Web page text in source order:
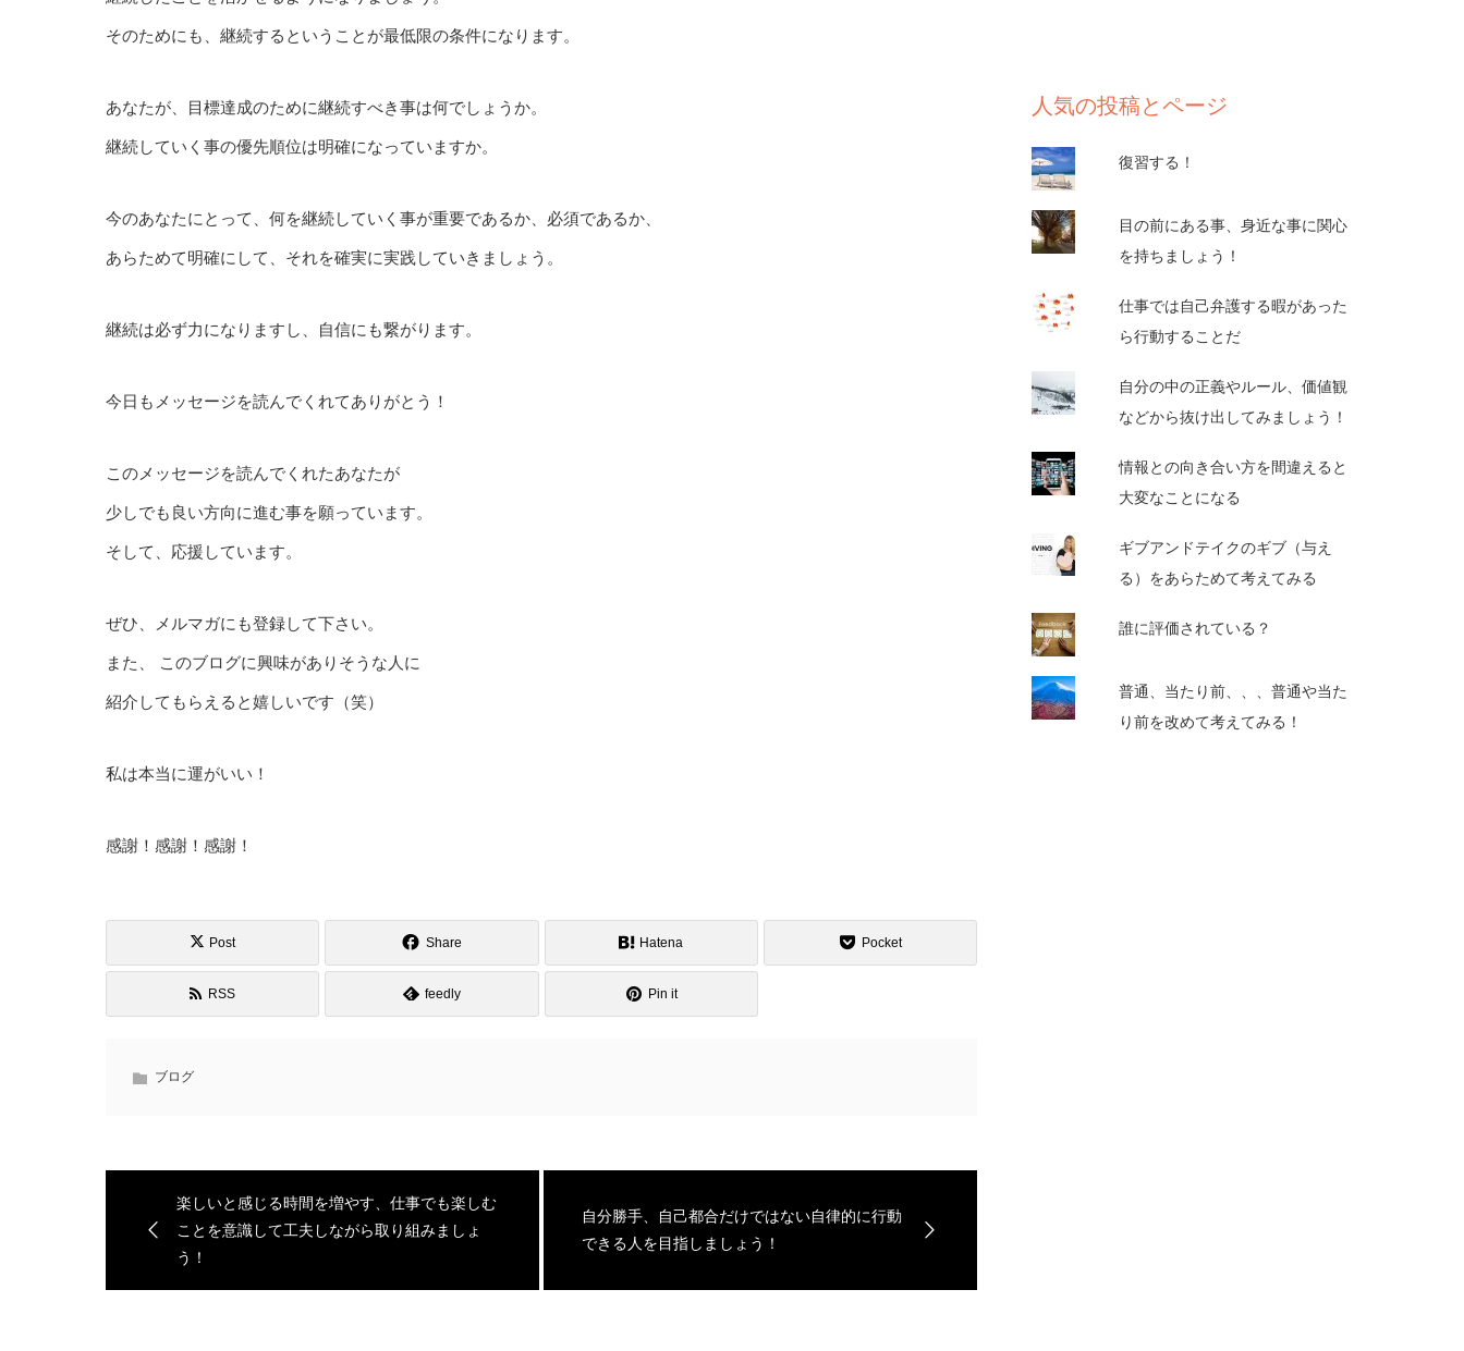
そのためにも、継続するということが最低限の条件になります。
あなたが、目標達成のために継続すべき事は何でしょうか。
継続していく事の優先順位は明確になっていますか。
今のあなたにとって、何を継続していく事が重要であるか、必須であるか、
あらためて明確にして、それを確実に実践していきましょう。
継続は必ず力になりますし、自信にも繋がります。
今日もメッセージを読んでくれてありがとう！
このメッセージを読んでくれたあなたが
少しでも良い方向に進む事を願っています。
そして、応援しています。
ぜひ、メルマガにも登録して下さい。
また、 このブログに興味がありそうな人に
紹介してもらえると嬉しいです（笑）
私は本当に運がいい！
感謝！感謝！感謝！
Post Share Hatena Pocket
RSS feedly Pin it
ブログ
楽しいと感じる時間を増やす、仕事でも楽しむ
ことを意識して工夫しながら取り組みましょ
う！
自分勝手、自己都合だけではない自律的に行動
できる人を目指しましょう！
人気の投稿とページ
復習する！
目の前にある事、身近な事に関心
を持ちましょう！
仕事では自己弁護する暇があった
ら行動することだ
自分の中の正義やルール、価値観
などから抜け出してみましょう！
情報との向き合い方を間違えると
大変なことになる
ギブアンドテイクのギブ（与え
る）をあらためて考えてみる
誰に評価されている？
普通、当たり前、、、普通や当た
り前を改めて考えてみる！